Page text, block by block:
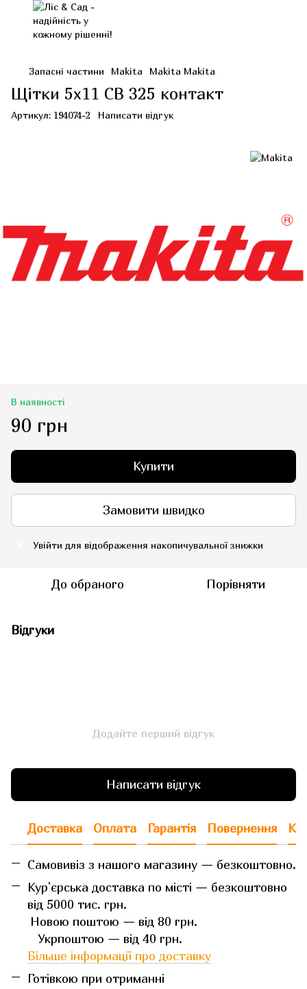
Запасні частини Makita Makita Makita
Щітки 5х11 СВ 325 контакт
Артикул: 194074-2 Написати відгук
В наявності
90 грн
Купити
Замовити швидко
Увійти для відображення накопичувальної знижки
До обраного Порівняти
Відгуки
Додайте перший відгук
Написати відгук
Доставка Оплата Гарантія Повернення
Самовивіз з нашого магазину — безкоштовно.
Кур'єрська доставка по місті — безкоштовно
від 5000 тис. грн.
Новою поштою — від 80 грн.
Укрпоштою — від 40 грн.
Більше інформації про доставку
Готівкою при отриманні